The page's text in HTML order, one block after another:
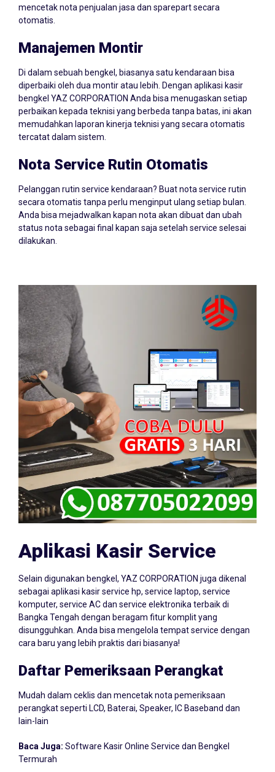
mencetak nota penjualan jasa dan sparepart secara
otomatis.
Manajemen Montir
Di dalam sebuah bengkel, biasanya satu kendaraan bisa
diperbaiki oleh dua montir atau lebih. Dengan aplikasi kasir
bengkel YAZ CORPORATION Anda bisa menugaskan setiap
perbaikan kepada teknisi yang berbeda tanpa batas, ini akan
memudahkan laporan kinerja teknisi yang secara otomatis
tercatat dalam sistem.
Nota Service Rutin Otomatis
Pelanggan rutin service kendaraan? Buat nota service rutin
secara otomatis tanpa perlu menginput ulang setiap bulan.
Anda bisa mejadwalkan kapan nota akan dibuat dan ubah
status nota sebagai final kapan saja setelah service selesai
dilakukan.
Aplikasi Kasir Service
Selain digunakan bengkel, YAZ CORPORATION juga dikenal
sebagai aplikasi kasir service hp, service laptop, service
komputer, service AC dan service elektronika terbaik di
Bangka Tengah dengan beragam fitur komplit yang
disungguhkan. Anda bisa mengelola tempat service dengan
cara baru yang lebih praktis dari biasanya!
Daftar Pemeriksaan Perangkat
Mudah dalam ceklis dan mencetak nota pemeriksaan
perangkat seperti LCD, Baterai, Speaker, IC Baseband dan
lain-lain
Baca Juga: Software Kasir Online Service dan Bengkel
Termurah